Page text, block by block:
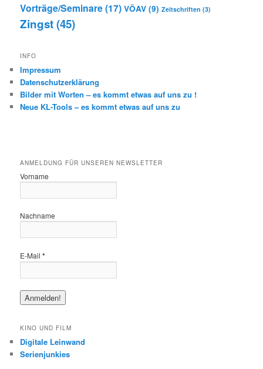
Vorträge/Seminare(17) VÖAV (9) Zeitschriften (3)
Zingst(45)
INFO
Impressum
Datenschutzerklärung
Bilder mit Worten – es kommt etwas auf uns zu !
Neue KL-Tools – es kommt etwas auf uns zu
ANMELDUNG FÜR UNSEREN NEWSLETTER
Vorname
Nachname
E-Mail*
KINO UND FILM
Digitale Leinwand
Serienjunkies